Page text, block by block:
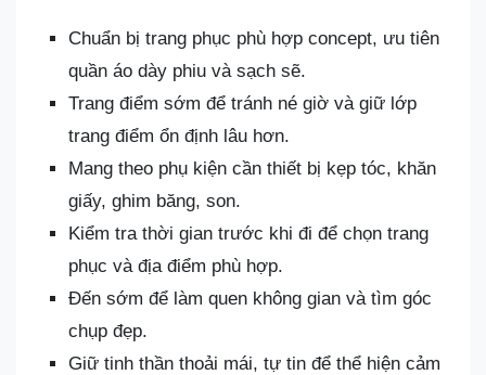
Chuẩn bị trang phục phù hợp concept, ưu tiên
quần áo dày phiu và sạch sẽ.
Trang điểm sớm để tránh né giờ và giữ lớp
trang điểm ổn định lâu hơn.
Mang theo phụ kiện cần thiết bị kẹp tóc, khăn
giấy, ghim băng, son.
Kiểm tra thời gian trước khi đi để chọn trang
phục và địa điểm phù hợp.
Đến sớm để làm quen không gian và tìm góc
chụp đẹp.
Giữ tinh thần thoải mái, tự tin để thể hiện cảm